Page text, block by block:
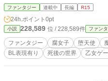
ンコ系）をした二人の堕天使で、腐女子である美
この二人と取引してゲーム（惚れた方
起こってしまう――！ その上魔界では、現在とある問題が発生しており―
―？！ その他、腐属性の悪魔の女の子と友達になったり、魔界の王サタンと謁
見したり、保護してくれた堕天使二人
トしたり……腐女子の美咲が堕天使達を
をどんどん満喫していく『腐女子×堕天
ファンタジー 連載中 長編 R15
24h.ポイント 0pt
小説 228,589 位 / 228,589件 ファン
ファンタジー 腐女子 堕天使
BL表現有り
死後の世界 乙女ゲ